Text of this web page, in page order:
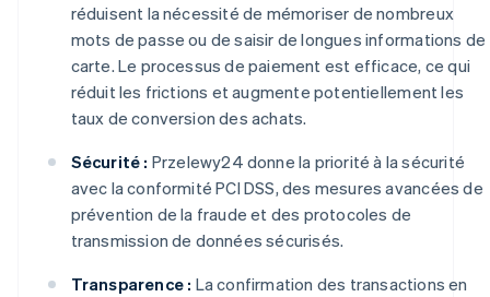
réduisent la nécessité de mémoriser de nombreux
mots de passe ou de saisir de longues informations de
carte. Le processus de paiement est efficace, ce qui
réduit les frictions et augmente potentiellement les
taux de conversion des achats.
Sécurité : Przelewy24 donne la priorité à la sécurité
avec la conformité PCI DSS, des mesures avancées de
prévention de la fraude et des protocoles de
transmission de données sécurisés.
Transparence : La confirmation des transactions en